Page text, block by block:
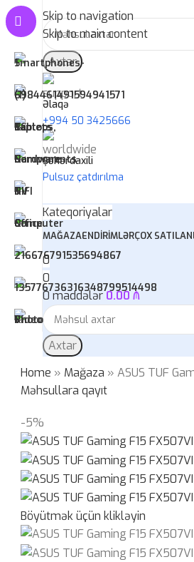
Skip to navigation
Skip to main content
Axtar
Əlaqə
+994 50 3425666
Şəhərdaxili
Pulsuz çatdırılma
Kateqoriyalar
MAĞAZAENDIRIMLƏRÇOX
0
0
0maddələr 0.00₼
Axtar
Home » Mağaza »ASUS TUF
Məhsullara qayıt
-5%
Böyütmək üçün klikləyin